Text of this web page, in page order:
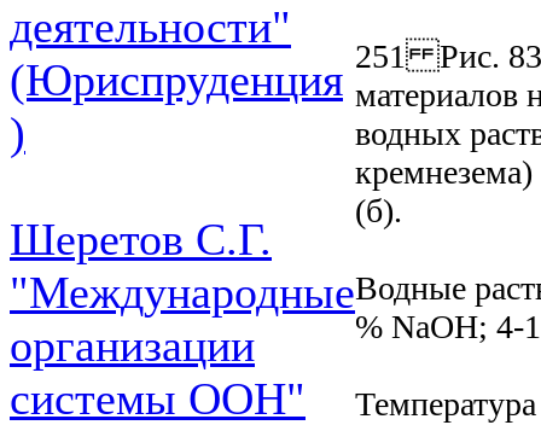
деятельности"
(Юриспруденция
)
Шеретов С.Г.
"Международные
организации
системы ООН"
251 Рис. 83.
материалов
водных
(б).
Водные
% NaOH; 4-